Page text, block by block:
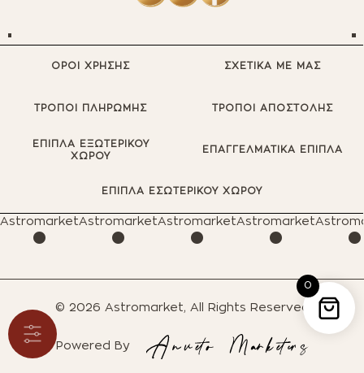
ΟΡΟΙ ΧΡΗΣΗΣ ΣΧΕΤΙΚΑ ΜΕ ΜΑΣ
ΤΡΟΠΟΙ ΠΛΗΡΩΜΗΣ ΤΡΟΠΟΙ ΑΠΟΣΤΟΛΗΣ
ΕΠΙΠΛΑ ΕΞΩΤΕΡΙΚΟΥ
ΧΩΡΟΥ
ΕΠΑΓΓΕΛΜΑΤΙΚΑ ΕΠΙΠΛΑ
ΕΠΙΠΛΑ ΕΣΩΤΕΡΙΚΟΥ ΧΩΡΟΥ
Astromarket
· Astromarket
· Astromarket
· Astromarket
·
© 2026 Astromarket, All Rights Reserved
Powered By
0